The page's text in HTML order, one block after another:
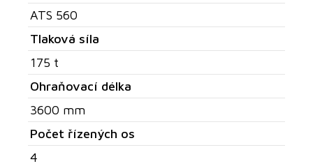
ATS 560
Tlaková síla
175 t
Ohraňovací délka
3600 mm
Počet řízených os
4